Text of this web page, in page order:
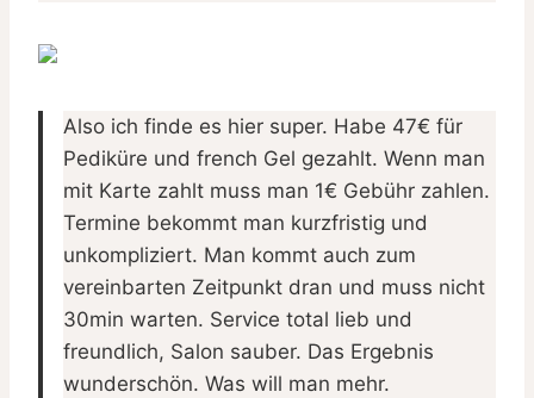
Also ich finde es hier super. Habe 47€ für
Pediküre und french Gel gezahlt. Wenn man
mit Karte zahlt muss man 1€ Gebühr zahlen.
Termine bekommt man kurzfristig und
unkompliziert. Man kommt auch zum
vereinbarten Zeitpunkt dran und muss nicht
30min warten. Service total lieb und
freundlich, Salon sauber. Das Ergebnis
wunderschön. Was will man mehr.